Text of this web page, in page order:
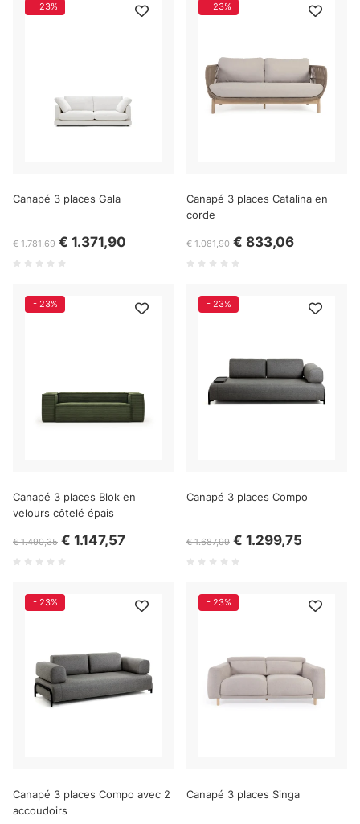
- 23%
Canapé 3 places Gala
€ 1.781,69 € 1.371,90
- 23%
Canapé 3 places Catalina en
corde
€ 1.081,90 € 833,06
- 23%
Canapé 3 places Blok en
velours côtelé épais
€ 1.490,35 € 1.147,57
- 23%
Canapé 3 places Compo
€ 1.687,99 € 1.299,75
- 23%
Canapé 3 places Compo avec 2
accoudoirs
- 23%
Canapé 3 places Singa